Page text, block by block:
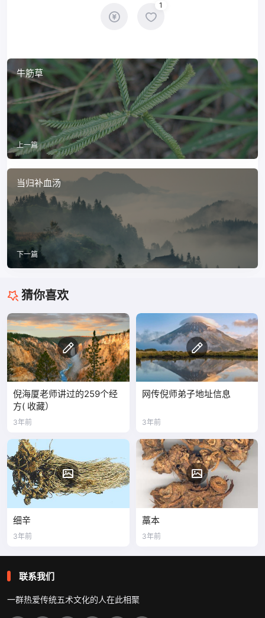
1
牛筋草
上一篇
当归补血汤
下一篇
猜你喜欢
倪海厦老师讲过的259个经
方( 收藏）
3年前
网传倪师弟子地址信息
3年前
细辛
3年前
藁本
3年前
联系我们
一群热爱传统五术文化的人在此相聚